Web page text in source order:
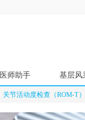
医师助手
用药指导
诊疗指南
基层风
名医风
名院展
关节活动度检查（ROM-T